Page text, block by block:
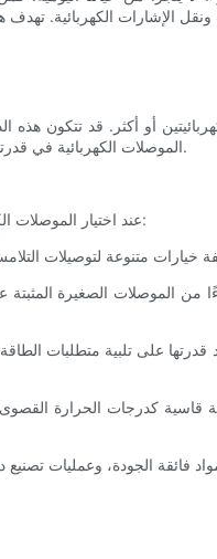
أو أكثر. قد تتكون
الموصلات الكهربائية في قدرتها على ضمان اتصال قوي وفعال، مما يقلل من مخاطر فقدان الإشارة أو التداخل الكهربائي أو تلف العناصر المتصلة.
عند اختيار الموصلات الكهربائية، ينبغي مراعاة عدة عوامل لضمان الأداء الأمثل والتوافق مع التطبيقات المحددة. وتشمل هذه العوامل ما يلي:
الصغيرة المثبتة على
قدرتها على تلبية متطلبات
كدرجات الحرارة القصوى